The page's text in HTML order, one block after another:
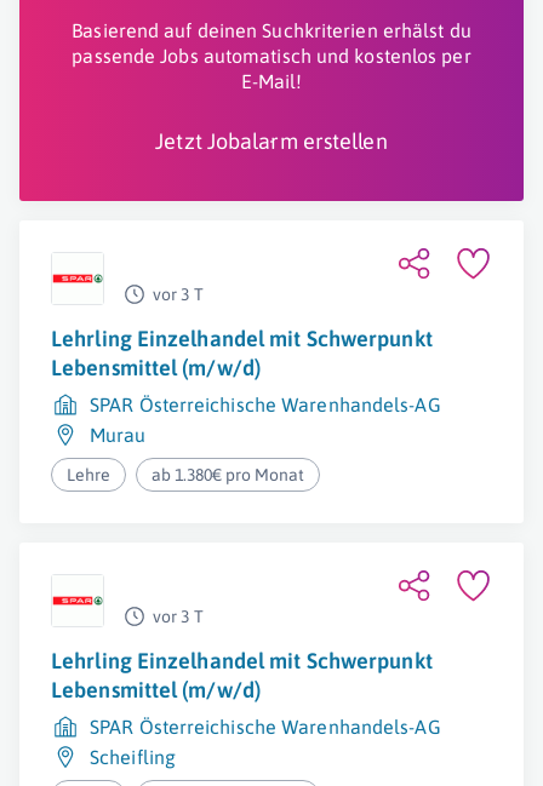
Basierend auf deinen Suchkriterien erhälst du
passende Jobs automatisch und kostenlos per
E-Mail!
Jetzt Jobalarm erstellen
vor 3 T
Lehrling Einzelhandel mit Schwerpunkt
Lebensmittel (m/w/d)
SPAR Österreichische Warenhandels-AG
Murau
Lehre ab 1.380€ pro Monat
vor 3 T
Lehrling Einzelhandel mit Schwerpunkt
Lebensmittel (m/w/d)
SPAR Österreichische Warenhandels-AG
Scheifling